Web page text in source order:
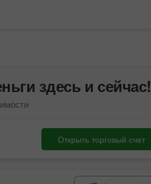
здесь и сейчас!
Открыть торговый счет